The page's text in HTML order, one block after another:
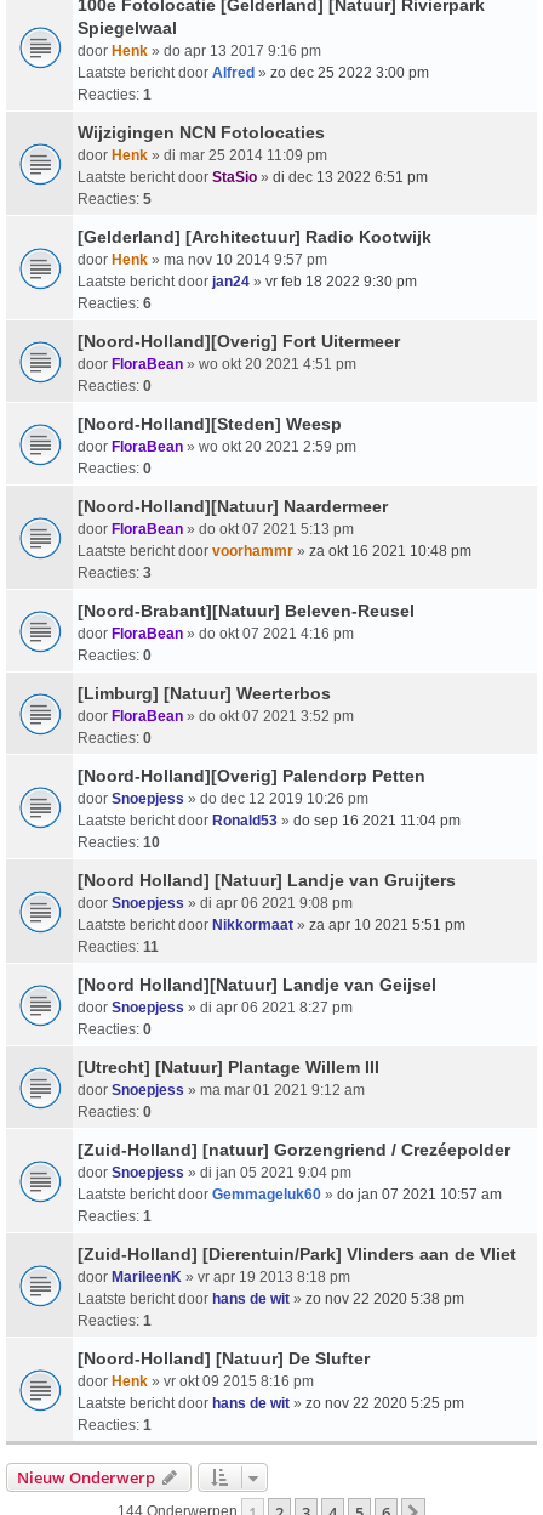
100e Fotolocatie [Gelderland] [Natuur] Rivierpark
Spiegelwaal
door Henk » do apr 13 2017 9:16 pm
Laatste bericht door Alfred » zo dec 25 2022 3:00 pm
Reacties: 1
Wijzigingen NCN Fotolocaties
door Henk » di mar 25 2014 11:09 pm
Laatste bericht door StaSio » di dec 13 2022 6:51 pm
Reacties: 5
[Gelderland] [Architectuur] Radio Kootwijk
door Henk » ma nov 10 2014 9:57 pm
Laatste bericht door jan24 » vr feb 18 2022 9:30 pm
Reacties: 6
[Noord-Holland][Overig] Fort Uitermeer
door FloraBean » wo okt 20 2021 4:51 pm
Reacties: 0
[Noord-Holland][Steden] Weesp
door FloraBean » wo okt 20 2021 2:59 pm
Reacties: 0
[Noord-Holland][Natuur] Naardermeer
door FloraBean » do okt 07 2021 5:13 pm
Laatste bericht door voorhammr » za okt 16 2021 10:48 pm
Reacties: 3
[Noord-Brabant][Natuur] Beleven-Reusel
door FloraBean » do okt 07 2021 4:16 pm
Reacties: 0
[Limburg] [Natuur] Weerterbos
door FloraBean » do okt 07 2021 3:52 pm
Reacties: 0
[Noord-Holland][Overig] Palendorp Petten
door Snoepjess » do dec 12 2019 10:26 pm
Laatste bericht door Ronald53 » do sep 16 2021 11:04 pm
Reacties: 10
[Noord Holland] [Natuur] Landje van Gruijters
door Snoepjess » di apr 06 2021 9:08 pm
Laatste bericht door Nikkormaat » za apr 10 2021 5:51 pm
Reacties: 11
[Noord Holland][Natuur] Landje van Geijsel
door Snoepjess » di apr 06 2021 8:27 pm
Reacties: 0
[Utrecht] [Natuur] Plantage Willem III
door Snoepjess » ma mar 01 2021 9:12 am
Reacties: 0
[Zuid-Holland] [natuur] Gorzengriend / Crezéepolder
door Snoepjess » di jan 05 2021 9:04 pm
Laatste bericht door Gemmageluk60 » do jan 07 2021 10:57 am
Reacties: 1
[Zuid-Holland] [Dierentuin/Park] Vlinders aan de Vliet
door MarileenK » vr apr 19 2013 8:18 pm
Laatste bericht door hans de wit » zo nov 22 2020 5:38 pm
Reacties: 1
[Noord-Holland] [Natuur] De Slufter
door Henk » vr okt 09 2015 8:16 pm
Laatste bericht door hans de wit » zo nov 22 2020 5:25 pm
Reacties: 1
Nieuw Onderwerp
144 Onderwerpen